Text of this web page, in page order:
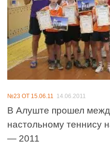
№23 ОТ 15.06.11 14.06.2011
В Алуште прошел
настольному теннису
— 2011